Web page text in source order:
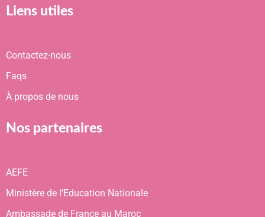
Liens utiles
Contactez-nous
Faqs
À propos de nous
Nos partenaires
AEFE
Ministère de l’Education Nationale
Ambassade de France au Maroc